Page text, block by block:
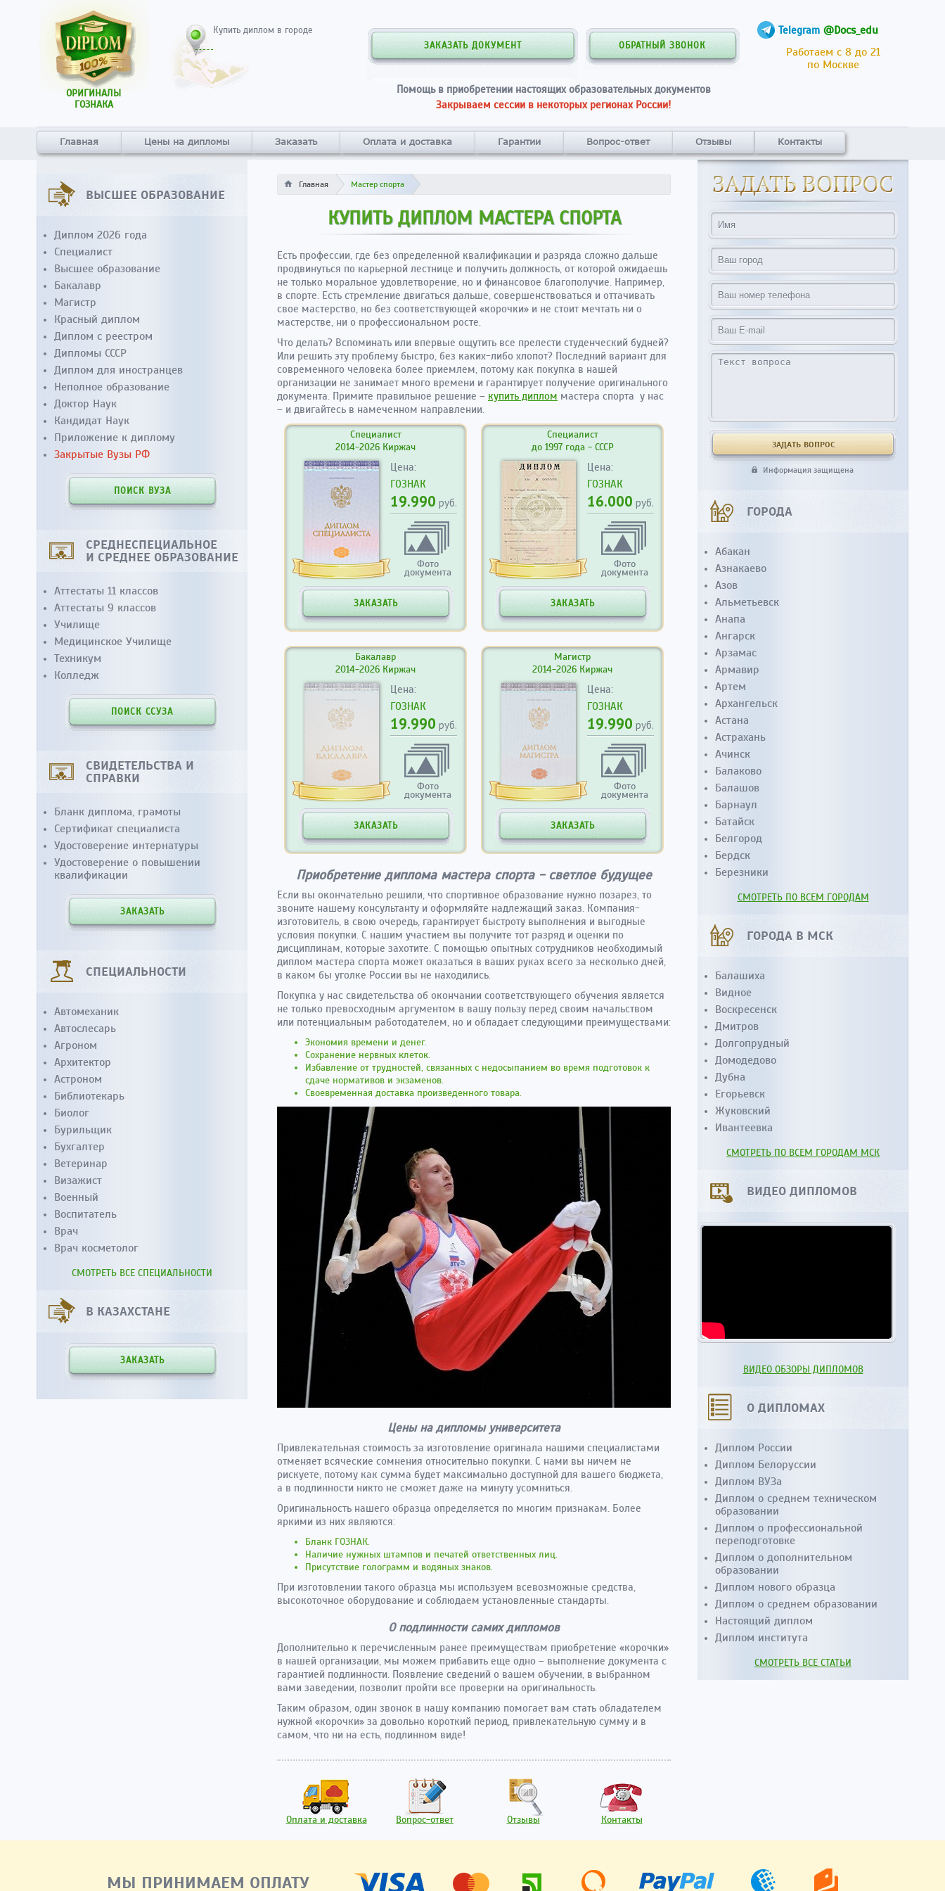
ОРИГИНАЛЫ
ГОЗНАКА
Купить диплом в городе Telegram @Docs_edu
Работаем с 8 до 21
по Москве
ЗАКАЗАТЬ ДОКУМЕНТ ОБРАТНЫЙ ЗВОНОК
Помощь в приобретении настоящих образовательных документов
Закрываем сессии в некоторых регионах России!
Главная Цены на дипломы Заказать Оплата и доставка Гарантии Вопрос-ответ Отзывы Контакты
Главная Мастер спорта
КУПИТЬ ДИПЛОМ МАСТЕРА СПОРТА
Есть профессии, где без определенной квалификации и разряда сложно дальше
продвинуться по карьерной лестнице и получить должность, от которой ожидаешь
не только моральное удовлетворение, но и финансовое благополучие. Например,
в спорте. Есть стремление двигаться дальше, совершенствоваться и оттачивать
свое мастерство, но без соответствующей «корочки» и не стоит мечтать ни о
мастерстве, ни о профессиональном росте.
Что делать? Вспоминать или впервые ощутить все прелести студенческий будней?
Или решить эту проблему быстро, без каких-либо хлопот? Последний вариант для
современного человека более приемлем, потому как покупка в нашей
организации не занимает много времени и гарантирует получение оригинального
документа. Примите правильное решение – купить диплом мастера спорта у нас
– и двигайтесь в намеченном направлении.
Специалист
2014-2026 Киржач
Цена:
ГОЗНАК
19.990 руб.
Фото
документа
ЗАКАЗАТЬ
Специалист
до 1997 года - СССР
Цена:
ГОЗНАК
16.000 руб.
Фото
документа
ЗАКАЗАТЬ
Бакалавр
2014-2026 Киржач
Цена:
ГОЗНАК
19.990 руб.
Фото
документа
ЗАКАЗАТЬ
Магистр
2014-2026 Киржач
Цена:
ГОЗНАК
19.990 руб.
Фото
документа
ЗАКАЗАТЬ
Приобретение диплома мастера спорта - светлое будущее
Если вы окончательно решили, что спортивное образование нужно позарез, то
звоните нашему консультанту и оформляйте надлежащий заказ. Компания-
изготовитель, в свою очередь, гарантирует быстроту выполнения и выгодные
условия покупки. С нашим участием вы получите тот разряд и оценки по
дисциплинам, которые захотите. С помощью опытных сотрудников необходимый
диплом мастера спорта может оказаться в ваших руках всего за несколько дней,
в каком бы уголке России вы не находились.
Покупка у нас свидетельства об окончании соответствующего обучения является
не только превосходным аргументом в вашу пользу перед своим начальством
или потенциальным работодателем, но и обладает следующими преимуществами:
Экономия времени и денег.
Сохранение нервных клеток.
Избавление от трудностей, связанных с недосыпанием во время подготовок к
сдаче нормативов и экзаменов.
Своевременная доставка произведенного товара.
Цены на дипломы университета
Привлекательная стоимость за изготовление оригинала нашими специалистами
отменяет всяческие сомнения относительно покупки. С нами вы ничем не
рискуете, потому как сумма будет максимально доступной для вашего бюджета,
а в подлинности никто не сможет даже на минуту усомниться.
Оригинальность нашего образца определяется по многим признакам. Более
яркими из них являются:
Бланк ГОЗНАК.
Наличие нужных штампов и печатей ответственных лиц.
Присутствие голограмм и водяных знаков.
При изготовлении такого образца мы используем всевозможные средства,
высокоточное оборудование и соблюдаем установленные стандарты.
О подлинности самих дипломов
Дополнительно к перечисленным ранее преимуществам приобретение «корочки»
в нашей организации, мы можем прибавить еще одно – выполнение документа с
гарантией подлинности. Появление сведений о вашем обучении, в выбранном
вами заведении, позволит пройти все проверки на оригинальность.
Таким образом, один звонок в нашу компанию помогает вам стать обладателем
нужной «корочки» за довольно короткий период, привлекательную сумму и в
самом, что ни на есть, подлинном виде!
Оплата и доставка Вопрос-ответ Отзывы Контакты
ВЫСШЕЕ ОБРАЗОВАНИЕ
Диплом 2026 года
Специалист
Высшее образование
Бакалавр
Магистр
Красный диплом
Диплом с реестром
Дипломы СССР
Диплом для иностранцев
Неполное образование
Доктор Наук
Кандидат Наук
Приложение к диплому
Закрытые Вузы РФ
ПОИСК ВУЗА
СРЕДНЕСПЕЦИАЛЬНОЕ
И СРЕДНЕЕ ОБРАЗОВАНИЕ
Аттестаты 11 классов
Аттестаты 9 классов
Училище
Медицинское Училище
Техникум
Колледж
ПОИСК ССУЗА
СВИДЕТЕЛЬСТВА И
СПРАВКИ
Бланк диплома, грамоты
Сертификат специалиста
Удостоверение интернатуры
Удостоверение о повышении
квалификации
ЗАКАЗАТЬ
СПЕЦИАЛЬНОСТИ
Автомеханик
Автослесарь
Агроном
Архитектор
Астроном
Библиотекарь
Биолог
Бурильщик
Бухгалтер
Ветеринар
Визажист
Военный
Воспитатель
Врач
Врач косметолог
СМОТРЕТЬ ВСЕ СПЕЦИАЛЬНОСТИ
В КАЗАХСТАНЕ
ЗАКАЗАТЬ
Информация защищена
ГОРОДА
Абакан
Азнакаево
Азов
Альметьевск
Анапа
Ангарск
Арзамас
Армавир
Артем
Архангельск
Астана
Астрахань
Ачинск
Балаково
Балашов
Барнаул
Батайск
Белгород
Бердск
Березники
СМОТРЕТЬ ПО ВСЕМ ГОРОДАМ
ГОРОДА В МСК
Балашиха
Видное
Воскресенск
Дмитров
Долгопрудный
Домодедово
Дубна
Егорьевск
Жуковский
Ивантеевка
СМОТРЕТЬ ПО ВСЕМ ГОРОДАМ МСК
ВИДЕО ДИПЛОМОВ
ВИДЕО ОБЗОРЫ ДИПЛОМОВ
О ДИПЛОМАХ
Диплом России
Диплом Белоруссии
Диплом ВУЗа
Диплом о среднем техническом
образовании
Диплом о профессиональной
переподготовке
Диплом о дополнительном
образовании
Диплом нового образца
Диплом о среднем образовании
Настоящий диплом
Диплом института
СМОТРЕТЬ ВСЕ СТАТЬИ
МЫ ПРИНИМАЕМ ОПЛАТУ